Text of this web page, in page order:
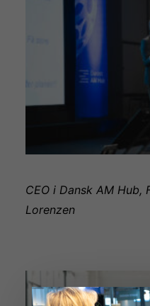
CEO i Dansk AM Hub,
Lorenzen